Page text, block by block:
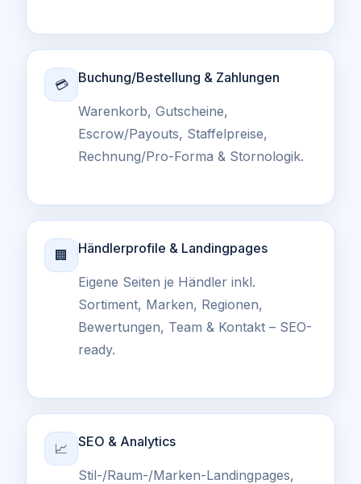
💳 Buchung/Bestellung & Zahlungen
Warenkorb, Gutscheine,
Escrow/Payouts, Staffelpreise,
Rechnung/Pro-Forma & Stornologik.
🏢 Händlerprofile & Landingpages
Eigene Seiten je Händler inkl.
Sortiment, Marken, Regionen,
Bewertungen, Team & Kontakt – SEO-
ready.
📈 SEO & Analytics
Stil-/Raum-/Marken-Landingpages,